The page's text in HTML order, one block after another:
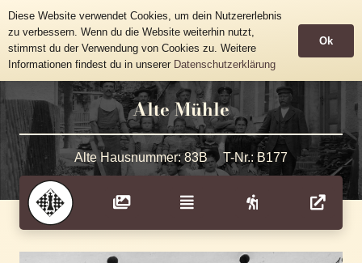
Historische Häusertafeln
Gemeinde Grünhainichen
Alte Mühle
Alte Hausnummer:83B T-Nr.:B177
Diese Website verwendet Cookies, um dein Nutzererlebnis
zu verbessern. Wenn du die Website weiterhin nutzt,
stimmst du der Verwendung von Cookies zu. Weitere
Informationen findest du in unserer Datenschutzerklärung
Ok